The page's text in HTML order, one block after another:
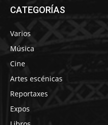
CATEGORÍAS
Varios
Música
Cine
Artes escénicas
Reportaxes
Expos